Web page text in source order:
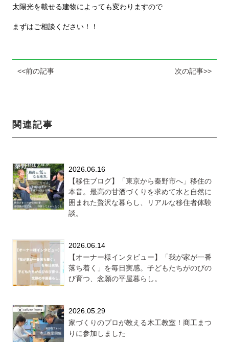
太陽光を載せる建物によっても変わりますので
まずはご相談ください！！
<<前の記事 次の記事>>
関連記事
2026.06.16
【移住ブログ】「東京から秦野市へ」移住の
本音。最高の甘酒づくりを求めて水と自然に
囲まれた贅沢な暮らし、リアルな移住者体験
談。
2026.06.14
【オーナー様インタビュー】「我が家が一番
落ち着く」を毎日実感。子どもたちがのびの
び育つ、念願の平屋暮らし。
2026.05.29
家づくりのプロが教える木工教室！商工まつ
りに参加しました